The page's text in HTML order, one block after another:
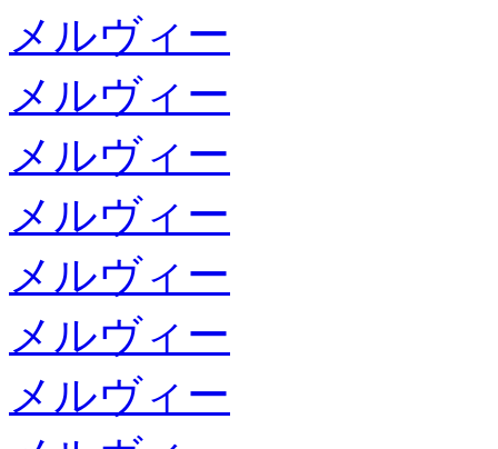
メルヴィー
メルヴィー
メルヴィー
メルヴィー
メルヴィー
メルヴィー
メルヴィー